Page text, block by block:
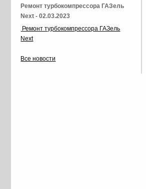
Ремонт турбокомпрессора ГАЗель
Next - 02.03.2023
Ремонт турбокомпрессора ГАЗель
Next
Все новости